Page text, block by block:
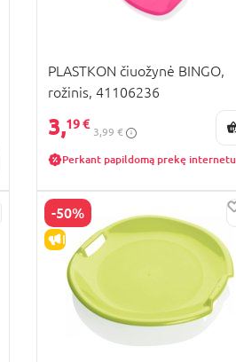
PLASTKON čiuožynė BINGO,
rožinis, 41106236
3,19 €
3,99 €
Perkant papildomą prekę internetu
-50%
IŠPARDAVIMAS